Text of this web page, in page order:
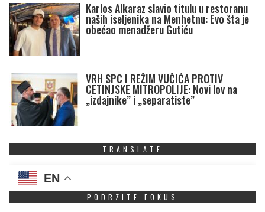
Karlos Alkaraz slavio titulu u restoranu
naših iseljenika na Menhetnu: Evo šta je
obećao menadžeru Gutiću
VRH SPC I REŽIM VUČIĆA PROTIV
CETINJSKE MITROPOLIJE: Novi lov na
„izdajnike” i „separatiste”
TRANSLATE
EN
PODRZITE FOKUS